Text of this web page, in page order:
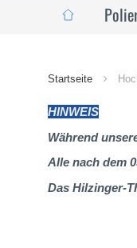
Startseite
HINWEIS
Während
Alle nach dem
Das Hilzinger-